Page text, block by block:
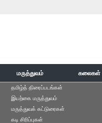
மருத்துவம் கலைகள்
தமிழ்த் திரைப்படங்கள்
இயற்கை மருத்துவம்
மருத்துவக் கட்டுரைகள்
கடி சிரிப்புகள்